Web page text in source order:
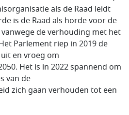
als de Raad leidt
is de Raad als horde voor de
de verhouding met het
Parlement riep in 2019 de
en vroeg om
Het is in 2022 spannend om
van de
zich gaan verhouden tot een